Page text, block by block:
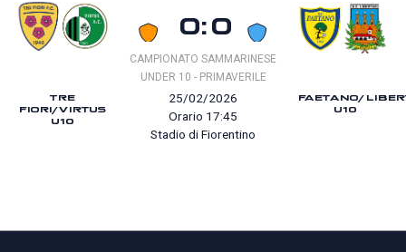
0:0
CAMPIONATO SAMMARINESE
UNDER 10 - PRIMAVERILE
25/02/2026
Orario 17:45
Stadio di Fiorentino